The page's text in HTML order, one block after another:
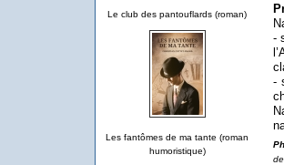
Le club des pantouflards (roman)
Les fantômes de ma tante (roman
humoristique)
-
-